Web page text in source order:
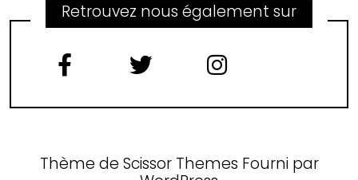
Retrouvez nous également sur
Thème de Scissor Themes Fourni par